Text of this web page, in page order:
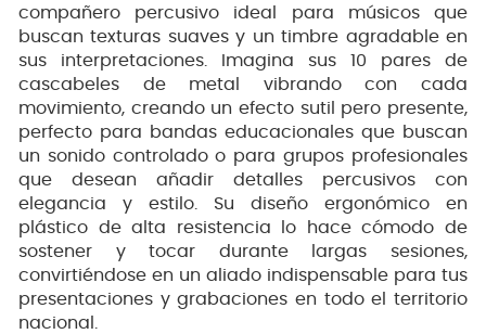
compañero percusivo ideal para músicos que
buscan texturas suaves y un timbre agradable en
sus interpretaciones. Imagina sus 10 pares de
cascabeles de metal vibrando con cada
movimiento, creando un efecto sutil pero presente,
perfecto para bandas educacionales que buscan
un sonido controlado o para grupos profesionales
que desean añadir detalles percusivos con
elegancia y estilo. Su diseño ergonómico en
plástico de alta resistencia lo hace cómodo de
sostener y tocar durante largas sesiones,
convirtiéndose en un aliado indispensable para tus
presentaciones y grabaciones en todo el territorio
nacional.